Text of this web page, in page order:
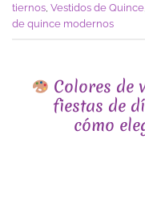
tiernos Vestidos de Quince
de quince modernos
Colores de
fiestas de
cómo